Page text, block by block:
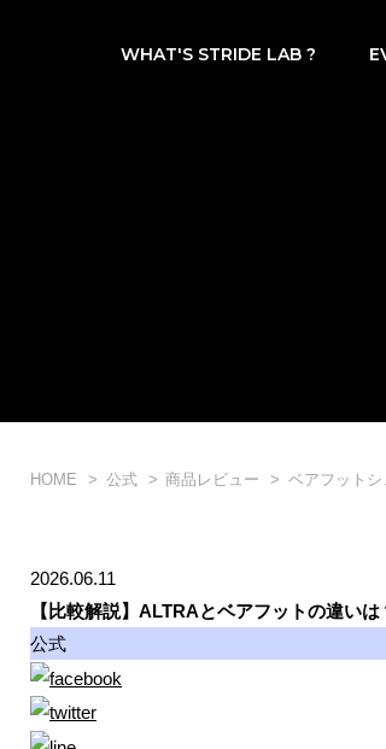
WHAT'S STRIDE LAB ?
HOME 公式 商品レビュー ベアフットシ
2026.06.11
【比較解説】ALTRAとベアフットの違い
公式